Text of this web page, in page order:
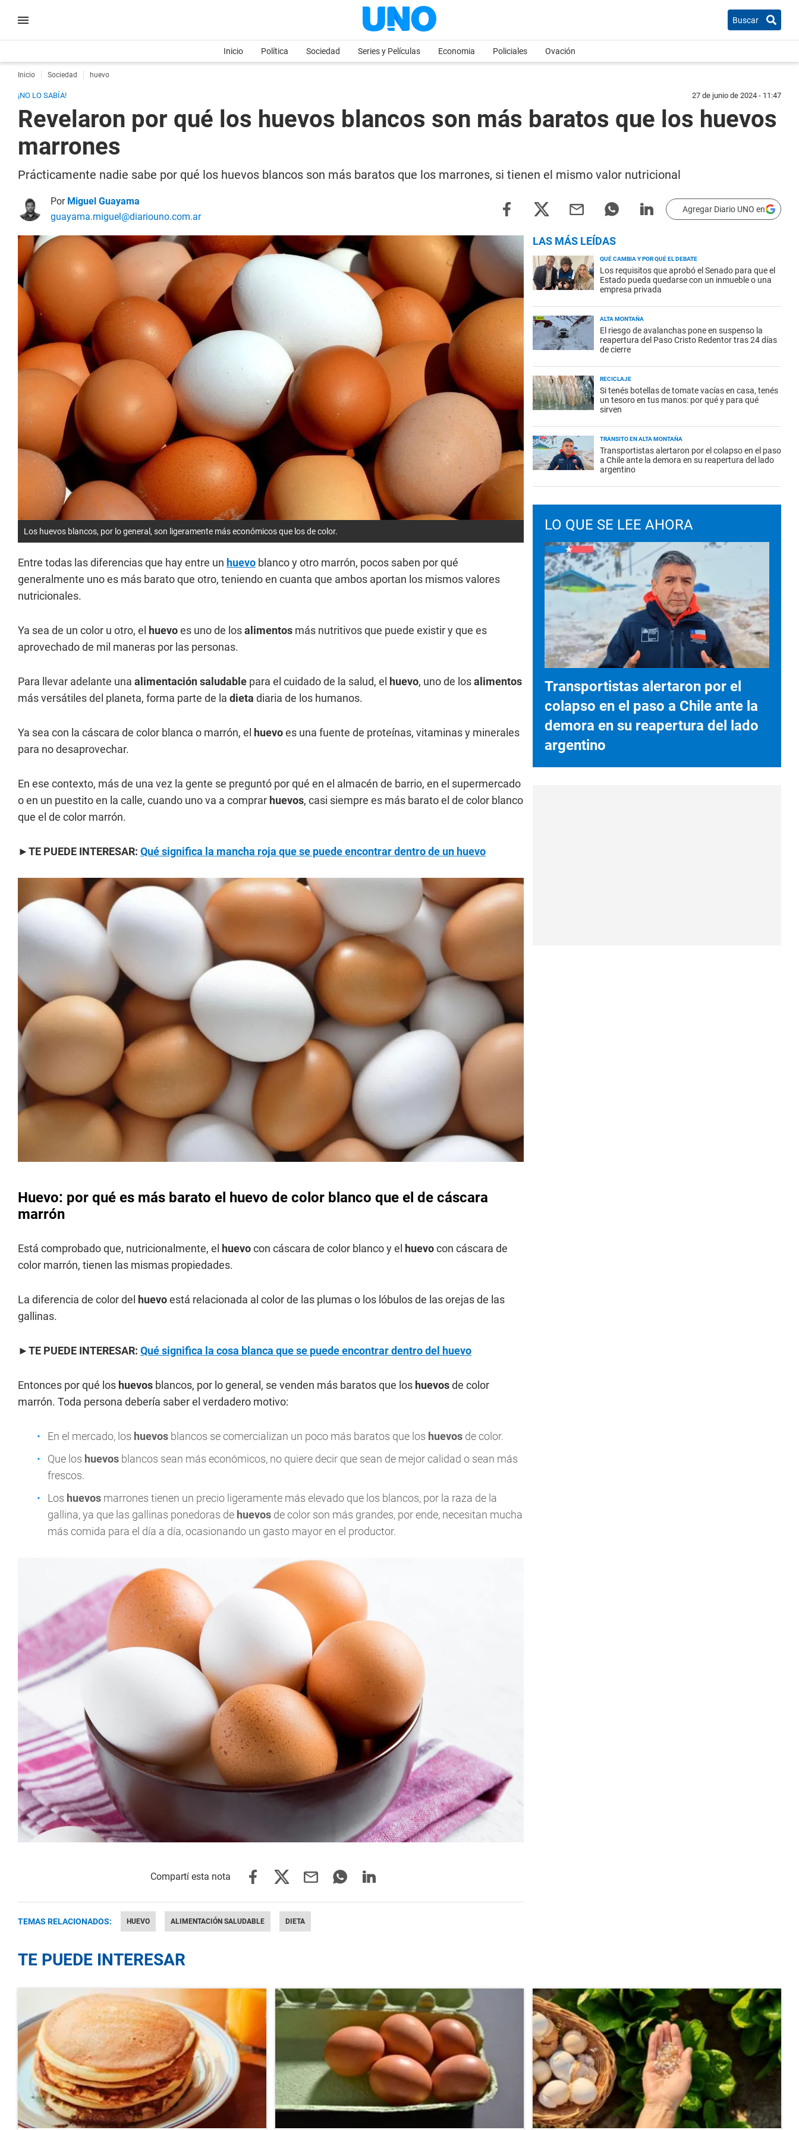
Buscar
Inicio Política Sociedad Series y Películas Economia Policiales Ovación
Inicio Sociedad huevo
¡NO LO SABÍA! 27 de junio de 2024 - 11:47
Revelaron por qué los huevos blancos son más baratos que los huevos
marrones
Prácticamente nadie sabe por qué los huevos blancos son más baratos que los marrones, si tienen el mismo valor nutricional
Por Miguel Guayama
guayama.miguel@diariouno.com.ar
Agregar Diario UNO en
Los huevos blancos, por lo general, son ligeramente más económicos que los de color.
Entre todas las diferencias que hay entre un huevo blanco y otro marrón, pocos saben por qué
generalmente uno es más barato que otro, teniendo en cuanta que ambos aportan los mismos valores
nutricionales.
Ya sea de un color u otro, el huevoes uno de losalimentos más nutritivos que puede existir y que es
aprovechado de mil maneras por las personas.
Para llevar adelante una alimentación saludable para el cuidado de la salud, el huevo, uno de losalimentos
más versátiles del planeta, forma parte de la dieta diaria de los humanos.
Ya sea con la cáscara de color blanca o marrón, el huevoes una fuente de proteínas, vitaminas y minerales
para no desaprovechar.
En ese contexto, más de una vez la gente se preguntó por qué en el almacén de barrio, en el supermercado
o en un puestito en la calle, cuando uno va a comprar huevos, casi siempre es más barato el de color blanco
que el de color marrón.
►TE PUEDE INTERESAR: Qué significa la mancha roja que se puede encontrar dentro de un huevo
Huevo: por qué es más barato el huevo de color blanco que el de cáscara
marrón
Está comprobado que, nutricionalmente, el huevocon cáscara de color blanco y el huevocon cáscara de
color marrón, tienen las mismas propiedades.
La diferencia de color del huevoestá relacionada al color de las plumas o los lóbulos de las orejas de las
gallinas.
►TE PUEDE INTERESAR: Qué significa la cosa blanca que se puede encontrar dentro del huevo
Entonces por qué los huevos blancos, por lo general, se venden más baratos que los huevosde color
marrón. Toda persona debería saber el verdadero motivo:
En el mercado, los huevos blancos se comercializan un poco más baratos que los huevos de color.
Que los huevos blancos sean más económicos, no quiere decir que sean de mejor calidad o sean más
frescos.
Los huevos marrones tienen un precio ligeramente más elevado que los blancos, por la raza de la
gallina, ya que las gallinas ponedoras de huevos de color son más grandes, por ende, necesitan mucha
más comida para el día a día, ocasionando un gasto mayor en el productor.
TEMAS RELACIONADOS: HUEVO ALIMENTACIÓN SALUDABLE DIETA
LAS MÁS LEÍDAS
QUÉ CAMBIA Y POR QUÉ EL DEBATE
Los requisitos que aprobó el Senado para que el
Estado pueda quedarse con un inmueble o una
empresa privada
ALTA MONTAÑA
El riesgo de avalanchas pone en suspenso la
reapertura del Paso Cristo Redentor tras 24 días
de cierre
RECICLAJE
Si tenés botellas de tomate vacías en casa, tenés
un tesoro en tus manos: por qué y para qué
sirven
TRÁNSITO EN ALTA MONTAÑA
Transportistas alertaron por el colapso en el paso
a Chile ante la demora en su reapertura del lado
argentino
LO QUE SE LEE AHORA
Transportistas alertaron por el
colapso en el paso a Chile ante la
demora en su reapertura del lado
argentino
TE PUEDE INTERESAR